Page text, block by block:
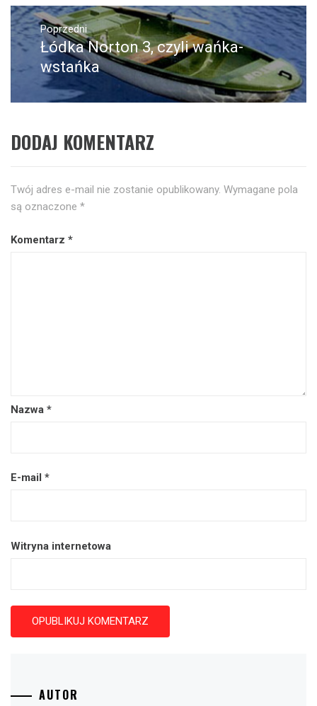
Nawigacja
wpisuPoprzedni
Poprzedni
wpis:
Łódka Norton 3, czyli wańka-
wstańka
DODAJ KOMENTARZ
Twój adres e-mail nie zostanie opublikowany. Wymagane pola
są oznaczone *
Komentarz *
Nazwa *
E-mail *
Witryna internetowa
AUTOR